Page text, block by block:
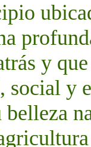
y
social y
belleza